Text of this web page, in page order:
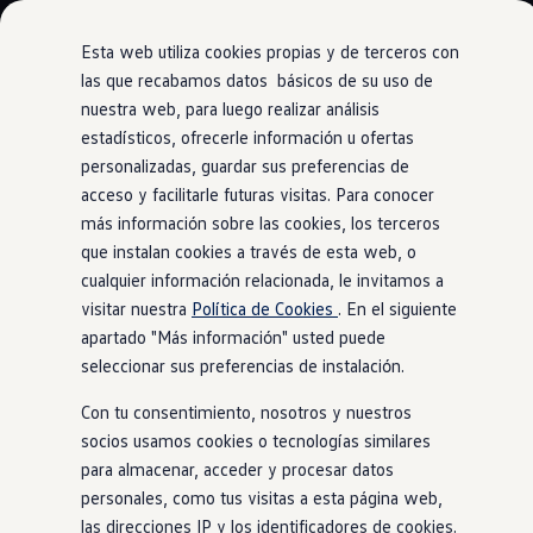
Esta web utiliza cookies propias y de terceros con
las que recabamos datos básicos de su uso de
nuestra web, para luego realizar análisis
estadísticos, ofrecerle información u ofertas
personalizadas, guardar sus preferencias de
acceso y facilitarle futuras visitas. Para conocer
más información sobre las cookies, los terceros
que instalan cookies a través de esta web, o
cualquier información relacionada, le invitamos a
visitar nuestra Política de Cookies . En el siguiente
apartado "Más información" usted puede
seleccionar sus preferencias de instalación.
Con tu consentimiento, nosotros y nuestros
socios usamos cookies o tecnologías similares
para almacenar, acceder y procesar datos
personales, como tus visitas a esta página web,
las direcciones IP y los identificadores de cookies.
Ir
directamente
al contenido
Ir
directamente
al pie de
página
Nuevo ID. Polo: El eléctrico para todos
Nuevo ID. Cross 100% eléctrico
Modelos 7 plazas
Descubre el nuevo Golf GTI 50 Aniversario
Gama Deportiva
Gama SUV de Volkswagen
Ofertas y promociones
Precios Especiales
Renueva tu Volkswagen
Trae un amigo a Volkswagen Canarias
Financiación Volkswagen
Volkswagen Flex & Serenity
Renting
Vehículos de ocasión
Concursos Volkswagen
Clientes
Buscador de Concesionarios
Atención al cliente
Accesorios
Guía de mantenimiento
Información Útil
Viajar en coche
Digital Cockpit Pro
Pantallaa medida